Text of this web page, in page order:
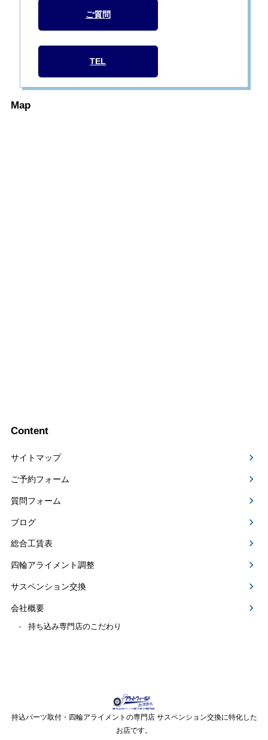
ご質問
TEL
Map
Content
サイトマップ
ご予約フォーム
質問フォーム
ブログ
総合工賃表
四輪アライメント調整
サスペンション交換
会社概要
持ち込み専門店のこだわり
持込パーツ取付・四輪アライメントの専門店 サスペンション交換に特化した
お店です。